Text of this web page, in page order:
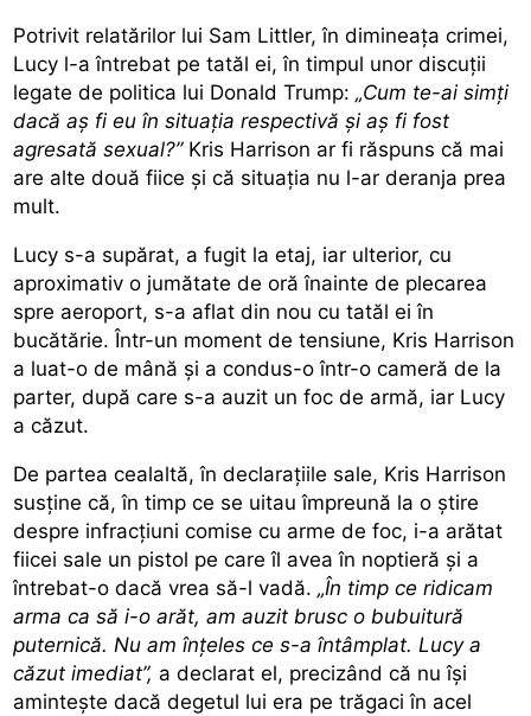
Potrivit relatărilor lui Sam Littler, în dimineaţa crimei,
Lucy l-a întrebat pe tatăl ei, în timpul unor discuţii
legate de politica lui Donald Trump: „Cum te-ai simți
dacă aș fi eu în situația respectivă și aș fi fost
agresată sexual?”Kris Harrison ar fi răspuns că mai
are alte două fiice și că situația nu l-ar deranja prea
mult.
Lucy s-a supărat, a fugit la etaj, iar ulterior, cu
aproximativ o jumătate de oră înainte de plecarea
spre aeroport, s-a aflat din nou cu tatăl ei în
bucătărie. Într-un moment de tensiune, Kris Harrison
a luat-o de mână și a condus-o într-o cameră de la
parter, după care s-a auzit un foc de armă, iar Lucy
a căzut.
De partea cealaltă, în declarațiile sale, Kris Harrison
susţine că, în timp ce se uitau împreună la o știre
despre infracțiuni comise cu arme de foc, i-a arătat
fiicei sale un pistol pe care îl avea în noptieră și a
întrebat-o dacă vrea să-l vadă.„În timp ce ridicam
arma ca să i-o arăt, am auzit brusc o bubuitură
puternică. Nu am înțeles ce s-a întâmplat. Lucy a
căzut imediat”, a declarat el, precizând că nu își
amintește dacă degetul lui era pe trăgaci în acel